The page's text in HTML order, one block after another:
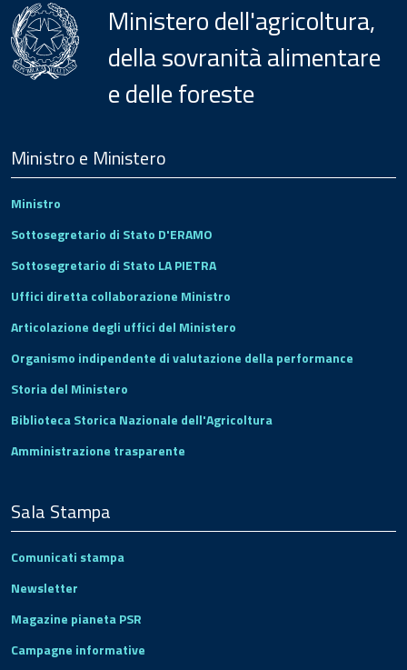
Ministero dell'agricoltura,
della sovranità alimentare
e delle foreste
Footer
Ministro e Ministero
Ministro
Sottosegretario di Stato D'ERAMO
Sottosegretario di Stato LA PIETRA
Uffici diretta collaborazione Ministro
Articolazione degli uffici del Ministero
Organismo indipendente di valutazione della performance
Storia del Ministero
Biblioteca Storica Nazionale dell'Agricoltura
Amministrazione trasparente
Sala Stampa
Comunicati stampa
Newsletter
Magazine pianeta PSR
Campagne informative